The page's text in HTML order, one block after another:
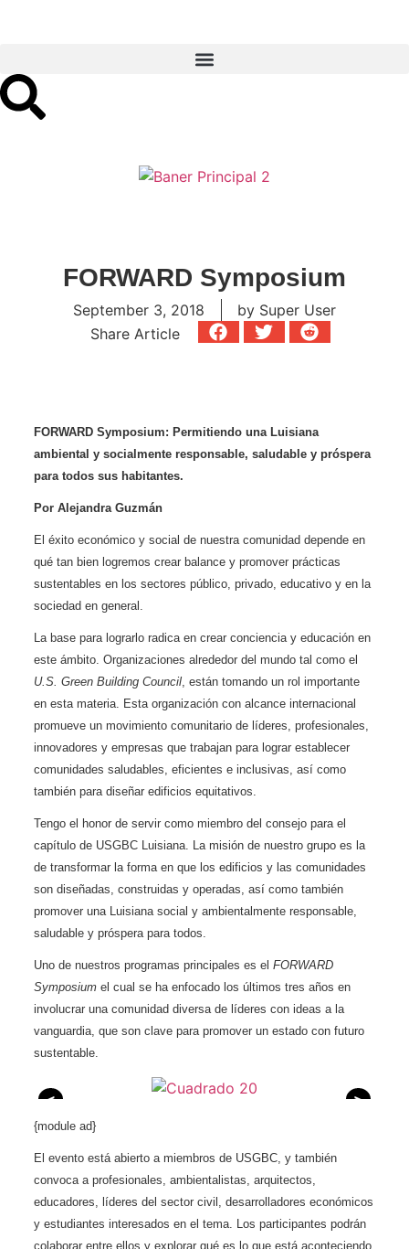
FORWARD Symposium
September 3, 2018 by Super User
Share Article
FORWARD Symposium: Permitiendo una Luisiana
ambiental y socialmente responsable, saludable y próspera
para todos sus habitantes.
Por Alejandra Guzmán
El éxito económico y social de nuestra comunidad depende en
qué tan bien logremos crear balance y promover prácticas
sustentables en los sectores público, privado, educativo y en la
sociedad en general.
La base para lograrlo radica en crear conciencia y educación en
este ámbito. Organizaciones alrededor del mundo tal como el
U.S. Green Building Council, están tomando un rol importante
en esta materia. Esta organización con alcance internacional
promueve un movimiento comunitario de líderes, profesionales,
innovadores y empresas que trabajan para lograr establecer
comunidades saludables, eficientes e inclusivas, así como
también para diseñar edificios equitativos.
Tengo el honor de servir como miembro del consejo para el
capítulo de USGBC Luisiana. La misión de nuestro grupo es la
de transformar la forma en que los edificios y las comunidades
son diseñadas, construidas y operadas, así como también
promover una Luisiana social y ambientalmente responsable,
saludable y próspera para todos.
Uno de nuestros programas principales es el FORWARD
Symposiumel cual se ha enfocado los últimos tres años en
involucrar una comunidad diversa de líderes con ideas a la
vanguardia, que son clave para promover un estado con futuro
sustentable.
< >
{module ad}
El evento está abierto a miembros de USGBC, y también
convoca a profesionales, ambientalistas, arquitectos,
educadores, líderes del sector civil, desarrolladores económicos
y estudiantes interesados en el tema. Los participantes podrán
colaborar entre ellos y explorar qué es lo que está aconteciendo